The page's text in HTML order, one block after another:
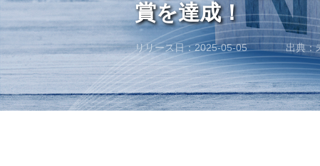
賞を達成！
リリース日：2025-05-05 出典：